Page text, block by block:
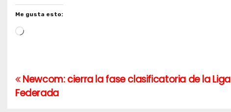
Me gusta esto:
Cargando...
Navegación
de
Newcom: cierra la fase clasificatoria de la Liga
Federada